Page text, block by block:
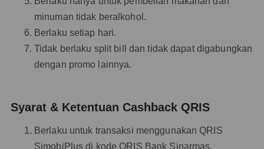
minuman tidak beralkohol.
Berlaku setiap hari.
Tidak berlaku split bill dan tidak dapat digabungkan
dengan promo lainnya.
Syarat & Ketentuan Cashback QRIS
Berlaku untuk transaksi menggunakan QRIS
SimobiPlus di kode QRIS Bank Sinarmas.